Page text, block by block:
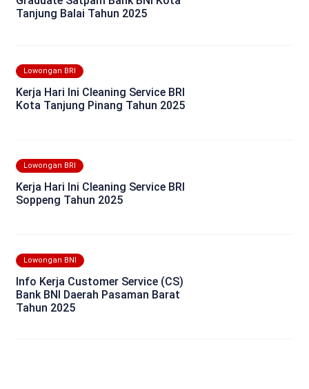
Tanjung Balai Tahun 2025
Lowongan BRI
Kerja Hari Ini Cleaning Service BRI
Kota Tanjung Pinang Tahun 2025
Lowongan BRI
Kerja Hari Ini Cleaning Service BRI
Soppeng Tahun 2025
Lowongan BNI
Info Kerja Customer Service (CS)
Bank BNI Daerah Pasaman Barat
Tahun 2025